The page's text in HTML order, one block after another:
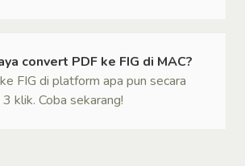
convert PDF ke FIG di MAC?
FIG di platform apa pun secara
klik. Coba sekarang!